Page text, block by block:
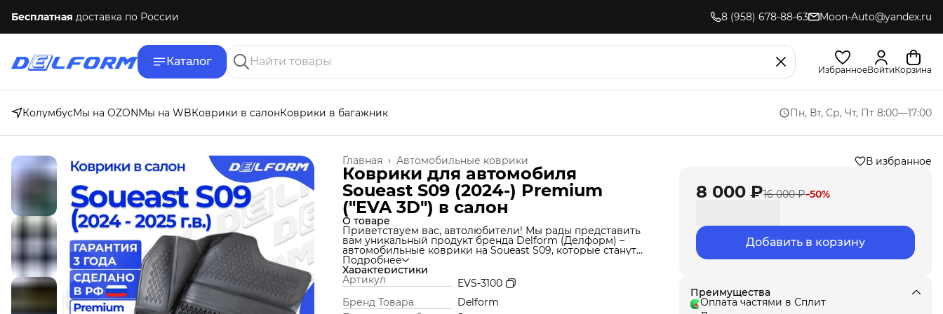
Бесплатная доставка по России 8 (958) 678-88-63 Moon-Auto@yandex.ru
Каталог
ИзбранноеВойтиКорзина
КолумбусМы на OZONМы на WBКоврики в салонКоврики в багажник Пн, Вт, Ср, Чт, Пт 8:00—17:00
Автомобильные коврики
Главная ›
Коврики для автомобиля
Soueast S09 (2024-) Premium
("EVA 3D") в cалон
О товаре
Приветствуем вас, автолюбители! Мы рады представить
вам уникальный продукт бренда Delform (Делформ) –
автомобильные коврики на Soueast S09, которые станут
незаменимым аксессуаром для вашего автомобиля. Мы
используем уникальную технологию производства,
которая позволяет нам создавать коврики из материала
термоэластопласт (ТЭП), который идеально подходит под
салон автомобиля и обеспечивает надежную защиту от
грязи и влаги. Но это еще не все! Продукт Delform
Подробнее
Характеристики
Артикул
EVS-3100
Бренд Товара
Delform
В избранное
8 000 ₽16 000 ₽−50%
Добавить в корзину
Преимущества
Оплата частями в Сплит